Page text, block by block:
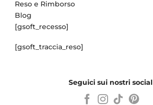
Reso e Rimborso
Blog
[gsoft_recesso]
[gsoft_traccia_reso]
Seguici sui nostri social